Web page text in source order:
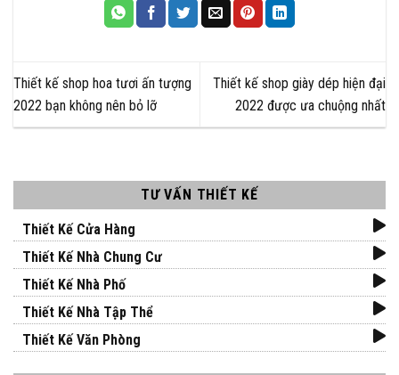
TƯ VẤN THIẾT KẾ
Thiết Kế Cửa Hàng
Thiết Kế Nhà Chung Cư
Thiết Kế Nhà Phố
Thiết Kế Nhà Tập Thể
Thiết Kế Văn Phòng
Thiết kế shop hoa tươi ấn tượng
2022 bạn không nên bỏ lỡ
Thiết kế shop giày dép hiện đại
2022 được ưa chuộng nhất